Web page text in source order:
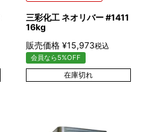
三彩化工 ネオリバー #1411
16kg
販売価格 ¥15,973税込
会員なら5%OFF
在庫切れ